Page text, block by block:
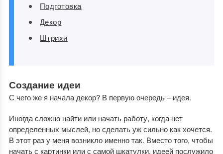
Подготовка
Декор
Штрихи
Создание идеи
С чего же я начала декор? В первую очередь – идея.
Иногда сложно найти или начать работу, когда нет
определенных мыслей, но сделать уж сильно как хочется.
В этот раз у меня возникло именно так. Вместо того, чтобы
начать с картинки или с самой шкатулки, идеей послужило